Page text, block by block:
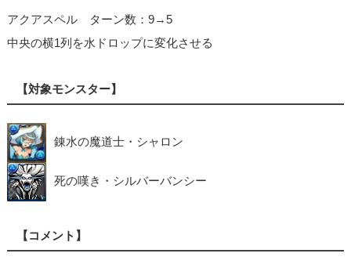
アクアスペル ターン数：9→5
中央の横1列を水ドロップに変化させる
【対象モンスター】
錬水の魔道士・シャロン
死の嘆き・シルバーバンシー
【コメント】